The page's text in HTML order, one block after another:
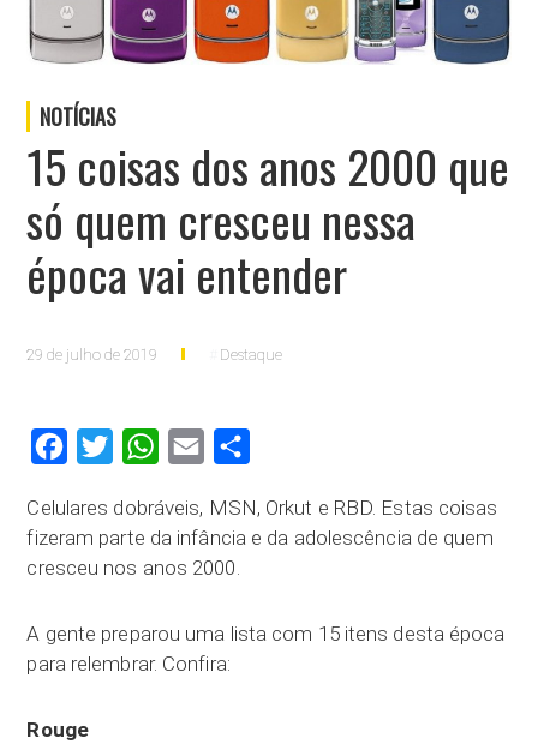
NOTÍCIAS
15 coisas dos anos 2000 que
só quem cresceu nessa
época vai entender
29 de julho de 2019 Destaque
FacebookTwitter WhatsApp
Email
Celulares dobráveis, MSN, Orkut e RBD. Estas coisas
fizeram parte da infância e da adolescência de quem
cresceu nos anos 2000.
A gente preparou uma lista com 15 itens desta época
para relembrar. Confira:
Rouge